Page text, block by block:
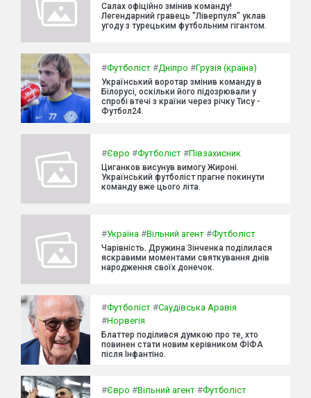
Салах офіційно змінив команду!
Легендарний гравець "Ліверпуля" уклав
угоду з турецьким футбольним гігантом.
#Футболіст #Дніпро #Грузія (країна)
Український воротар змінив команду в
Білорусі, оскільки його підозрювали у
спробі втечі з країни через річку Тису -
Футбол24.
#Євро #Футболіст #Півзахисник
Циганков висунув вимогу Жироні.
Український футболіст прагне покинути
команду вже цього літа.
#Україна #Вільний агент #Футболіст
Чарівність. Дружина Зінченка поділилася
яскравими моментами святкування днів
народження своїх донечок.
#Футболіст #Саудівська Аравія
#Норвегія
Блаттер поділився думкою про те, хто
повинен стати новим керівником ФІФА
після Інфантіно.
#Євро #Вільний агент #Футболіст